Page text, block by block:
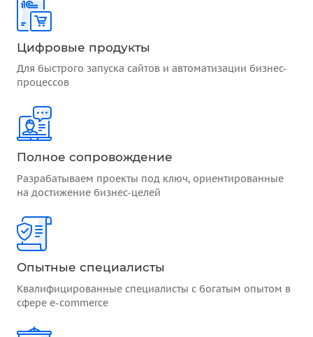
Цифровые продукты
Для быстрого запуска сайтов и автоматизации бизнес-
процессов
Полное сопровождение
Разрабатываем проекты под ключ, ориентированные
на достижение бизнес-целей
Опытные специалисты
Квалифицированные специалисты с богатым опытом в
сфере e-commerce